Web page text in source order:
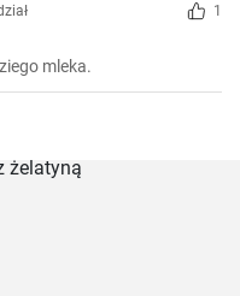
1
mleka.